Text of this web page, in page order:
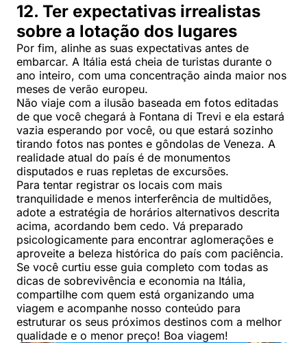
12. Ter expectativas irrealistas
sobre a lotação dos lugares
Por fim, alinhe as suas expectativas antes de
embarcar. A Itália está cheia de turistas durante o
ano inteiro, com uma concentração ainda maior nos
meses de verão europeu.
Não viaje com a ilusão baseada em fotos editadas
de que você chegará à Fontana di Trevi e ela estará
vazia esperando por você, ou que estará sozinho
tirando fotos nas pontes e gôndolas de Veneza. A
realidade atual do país é de monumentos
disputados e ruas repletas de excursões.
Para tentar registrar os locais com mais
tranquilidade e menos interferência de multidões,
adote a estratégia de horários alternativos descrita
acima, acordando bem cedo. Vá preparado
psicologicamente para encontrar aglomerações e
aproveite a beleza histórica do país com paciência.
Se você curtiu esse guia completo com todas as
dicas de sobrevivência e economia na Itália,
compartilhe com quem está organizando uma
viagem e acompanhe nosso conteúdo para
estruturar os seus próximos destinos com a melhor
qualidade e o menor preço! Boa viagem!